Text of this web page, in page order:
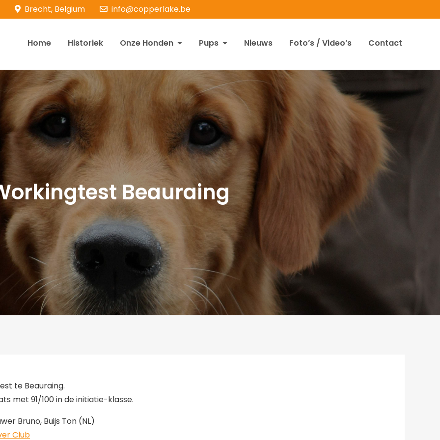
Brecht, Belgium info@copperlake.be
Retrievers
Home Historiek Onze Honden Pups Nieuws Foto’s / Video’s Contact
Beauraing
te Beauraing.
met 91/100 in de initiatie-klasse.
Bruno, Buijs Ton (NL)
Club